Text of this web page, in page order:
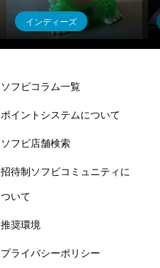
インディーズ
ぜっぱんだくん ソフ
ビ！
ソフビコラム一覧
ポイントシステムについて
ソフビ店舗検索
招待制ソフビコミュニティに
ついて
推奨環境
プライバシーポリシー